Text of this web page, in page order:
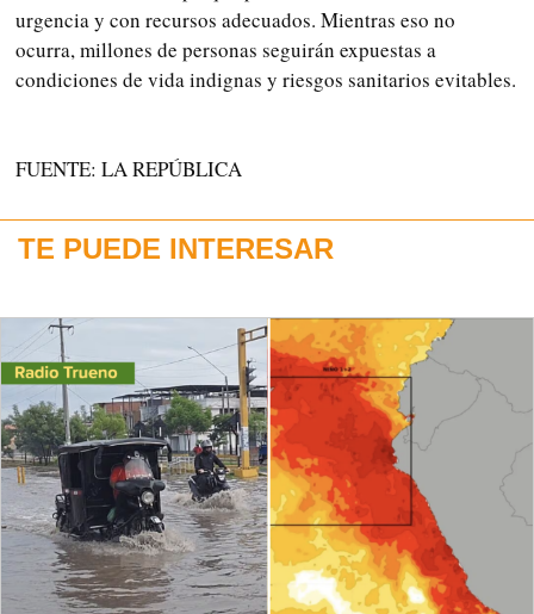
urgencia y con recursos adecuados. Mientras eso no
ocurra, millones de personas seguirán expuestas a
condiciones de vida indignas y riesgos sanitarios evitables.
FUENTE: LA REPÚBLICA
TE PUEDE INTERESAR